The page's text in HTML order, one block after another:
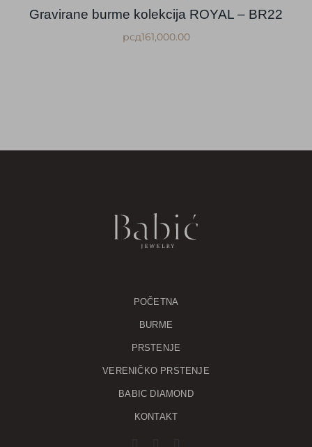
Gravirane burme kolekcija ROYAL – BR22
рсд161,000.00
POČETNA
BURME
PRSTENJE
VERENIČKO PRSTENJE
BABIC DIAMOND
KONTAKT